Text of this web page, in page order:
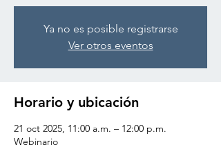
Ya no es posible registrarse
Ver otros eventos
Horario y ubicación
21 oct 2025, 11:00 a.m. – 12:00 p.m.
Webinario